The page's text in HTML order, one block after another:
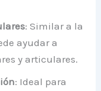
: Similar a la
ayudar a
y articulares.
: Ideal para